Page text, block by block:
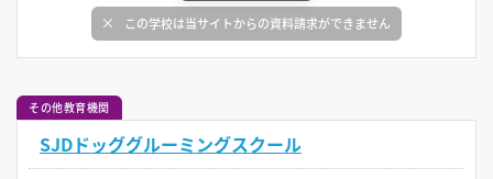
この学校は当サイトからの資料請求ができません
その他教育機関
SJDドッググルーミングスクール